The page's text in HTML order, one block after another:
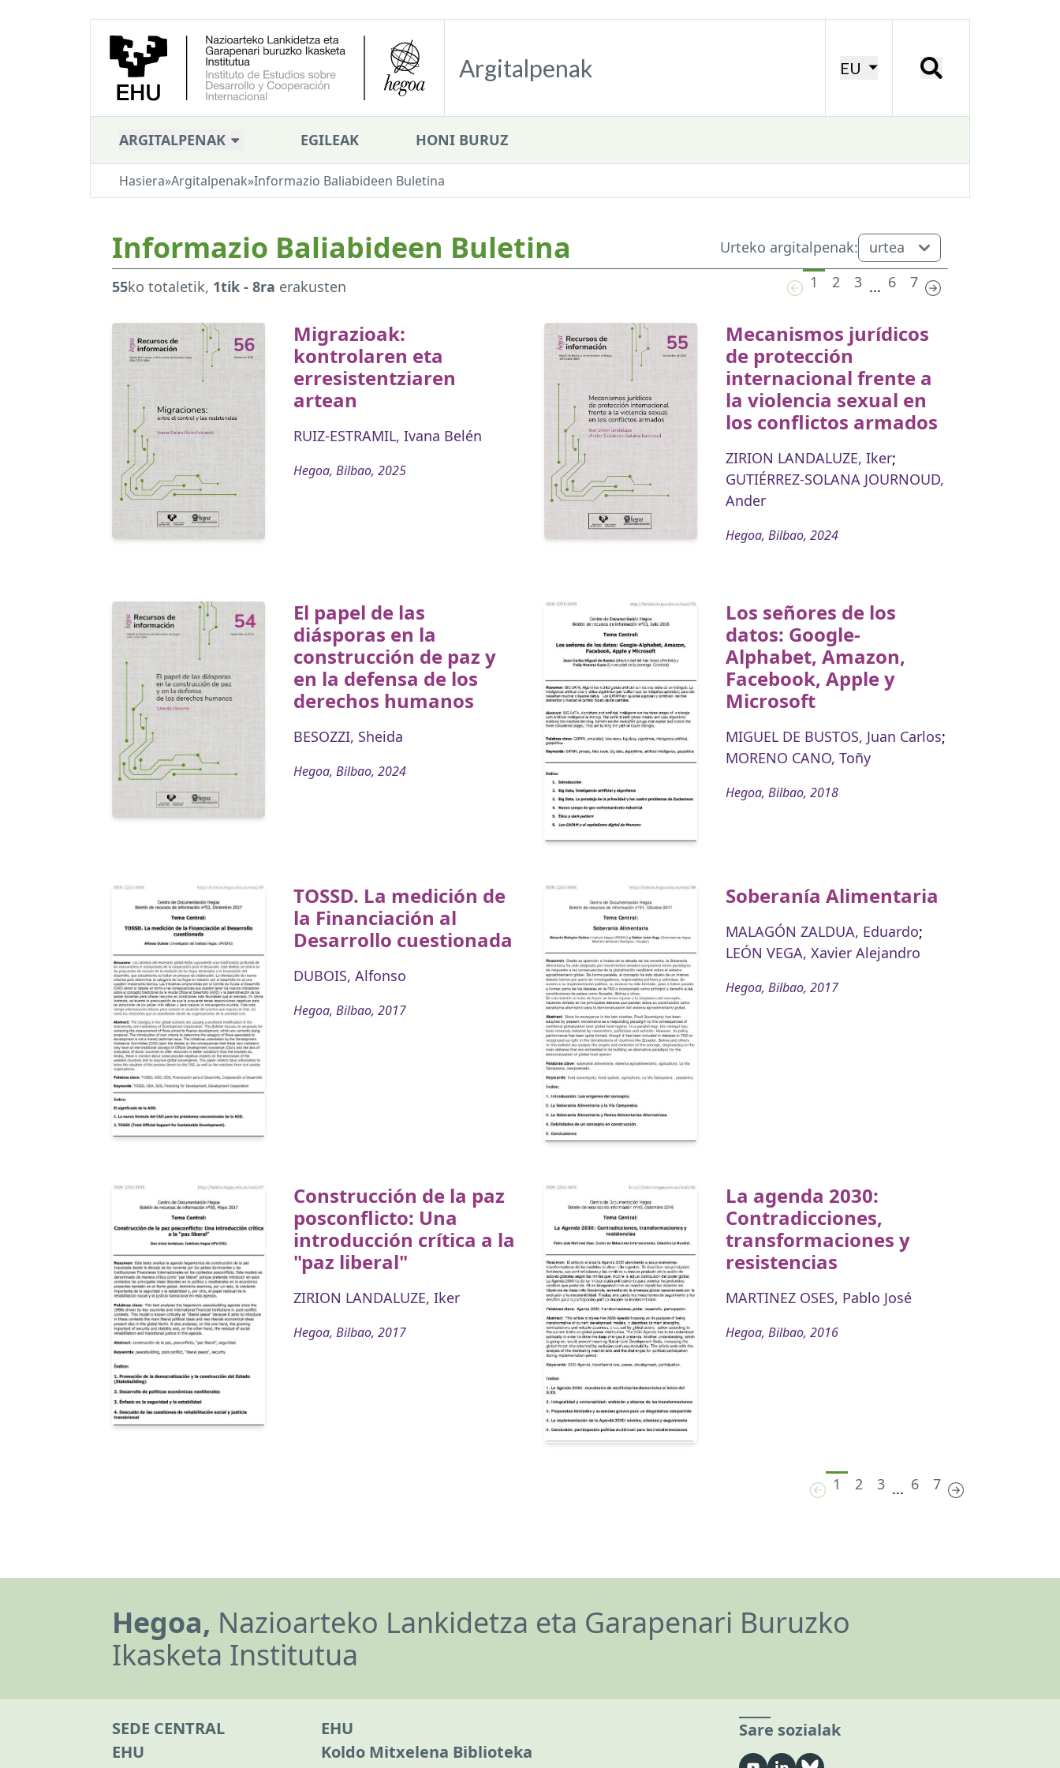
Argitalpenak EU
ARGITALPENAK EGILEAK HONI BURUZ
Hasiera»Argitalpenak»Informazio Baliabideen Buletina
Informazio Baliabideen Buletina Urteko argitalpenak:
55ko totaletik, 1tik - 8ra erakusten 1 2 3 ... 6 7
Migrazioak:
kontrolaren eta
erresistentziaren
artean
RUIZ-ESTRAMIL, Ivana Belén
Hegoa, Bilbao, 2025
Mecanismos jurídicos
de protección
internacional frente a
la violencia sexual en
los conflictos armados
ZIRION LANDALUZE, Iker;
GUTIÉRREZ-SOLANA JOURNOUD,
Ander
Hegoa, Bilbao, 2024
El papel de las
diásporas en la
construcción de paz y
en la defensa de los
derechos humanos
BESOZZI, Sheida
Hegoa, Bilbao, 2024
Los señores de los
datos: Google-
Alphabet, Amazon,
Facebook, Apple y
Microsoft
MIGUEL DE BUSTOS, Juan Carlos;
MORENO CANO, Toñy
Hegoa, Bilbao, 2018
TOSSD. La medición de
la Financiación al
Desarrollo cuestionada
DUBOIS, Alfonso
Hegoa, Bilbao, 2017
Soberanía Alimentaria
MALAGÓN ZALDUA, Eduardo;
LEÓN VEGA, Xavier Alejandro
Hegoa, Bilbao, 2017
Construcción de la paz
posconflicto: Una
introducción crítica a la
"paz liberal"
ZIRION LANDALUZE, Iker
Hegoa, Bilbao, 2017
La agenda 2030:
Contradicciones,
transformaciones y
resistencias
MARTINEZ OSES, Pablo José
Hegoa, Bilbao, 2016
1 2 3 ... 6 7
Hegoa, Nazioarteko Lankidetza eta Garapenari Buruzko
Ikasketa Institutua
SEDE CENTRAL
EHU
EHU
Koldo Mitxelena Biblioteka
Sare sozialak